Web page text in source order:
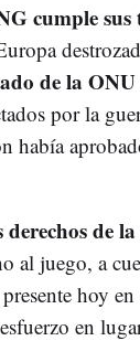
cumple sus
de la
por la
había
derechos de
al juego, a
hoy
en